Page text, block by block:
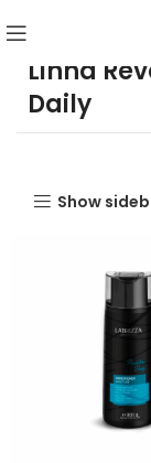
Linha
Daily
Show